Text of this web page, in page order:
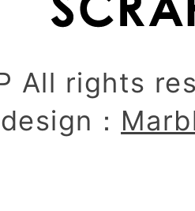
All rights
design：